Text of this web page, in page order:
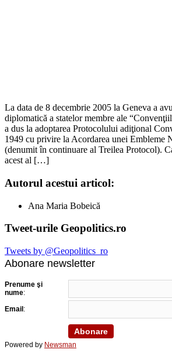
La data de 8 decembrie 2005 la Geneva a
diplomatică a statelor membre ale
a dus la adoptarea Protocolului adiţional
1949 cu privire la Acordarea unei Embleme
(denumit în continuare al Treilea Protocol).
acest al […]
Autorul acestui articol:
Ana Maria Bobeică
Tweet-urile Geopolitics.ro
Tweets by @Geopolitics_ro
Abonare newsletter
Prenume şi
nume:
Email :
Powered by Newsman